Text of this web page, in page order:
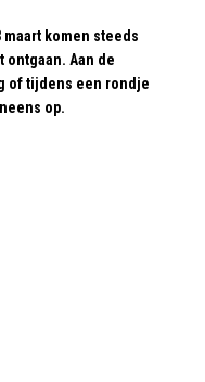
komen steeds
ontgaan. Aan de
of tijdens een rondje
op.